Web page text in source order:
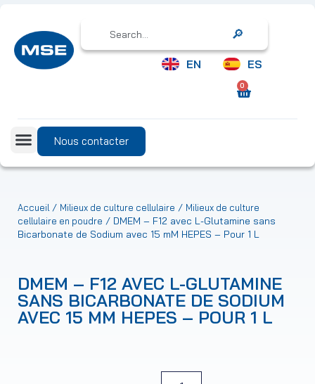
Search
EN ES
0
Nous contacter
Accueil / Milieux de culture cellulaire / Milieux de culture
cellulaire en poudre / DMEM – F12 avec L-Glutamine sans
Bicarbonate de Sodium avec 15 mM HEPES – Pour 1 L
DMEM – F12 AVEC L-GLUTAMINE
SANS BICARBONATE DE SODIUM
AVEC 15 MM HEPES – POUR 1 L